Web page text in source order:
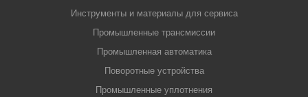
Инструменты и материалы для сервиса
Промышленные трансмиссии
Промышленная автоматика
Поворотные устройства
Промышленные уплотнения